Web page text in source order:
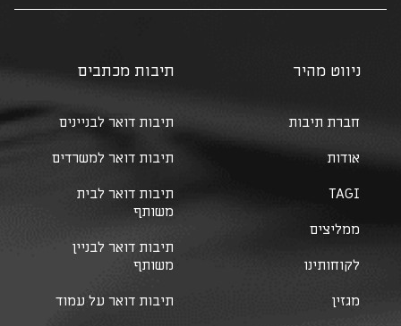
ניווט מהיר
חברת תיבות
אודות
TAGI
ממליצים
לקוחותינו
מגזין
תיבות מכתבים
תיבות דואר לבניינים
תיבות דואר למשרדים
תיבות דואר לבית
משותף
תיבות דואר לבניין
משותף
תיבות דואר על עמוד